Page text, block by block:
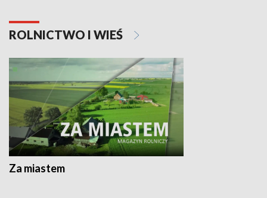
ROLNICTWO I WIEŚ
Za miastem